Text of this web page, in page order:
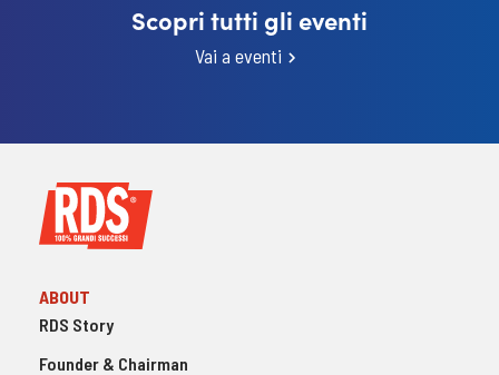
Scopri tutti gli eventi
Vai a eventi
ABOUT
RDS Story
Founder & Chairman